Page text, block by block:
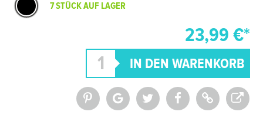
7 STÜCK AUF LAGER
23,99 €*